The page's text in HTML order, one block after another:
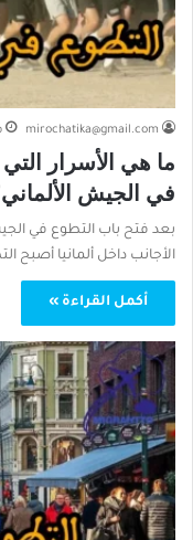
mirochatika@gmail.com
ما هي الأسرار
في الجيش
بعد فتح باب التطوع في
الأجانب داخل ألمانيا
أكمل القراءة »